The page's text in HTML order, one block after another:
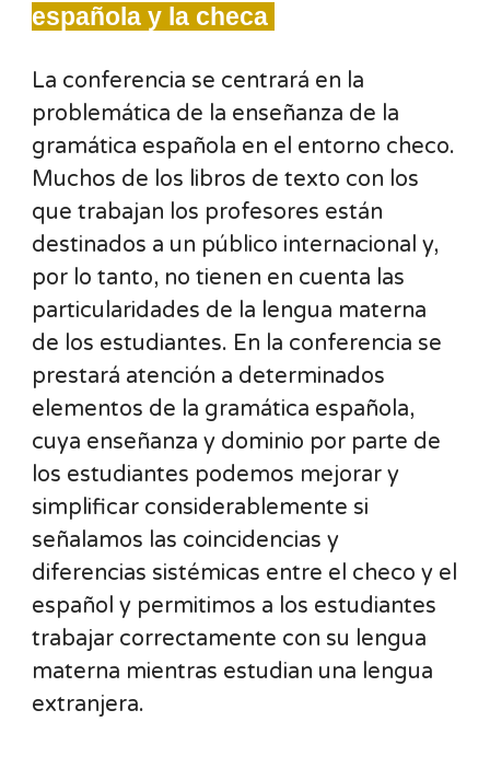
española y la checa
La conferencia se centrará en la
problemática de la enseñanza de la
gramática española en el entorno checo.
Muchos de los libros de texto con los
que trabajan los profesores están
destinados a un público internacional y,
por lo tanto, no tienen en cuenta las
particularidades de la lengua materna
de los estudiantes. En la conferencia se
prestará atención a determinados
elementos de la gramática española,
cuya enseñanza y dominio por parte de
los estudiantes podemos mejorar y
simplificar considerablemente si
señalamos las coincidencias y
diferencias sistémicas entre el checo y el
español y permitimos a los estudiantes
trabajar correctamente con su lengua
materna mientras estudian una lengua
extranjera.